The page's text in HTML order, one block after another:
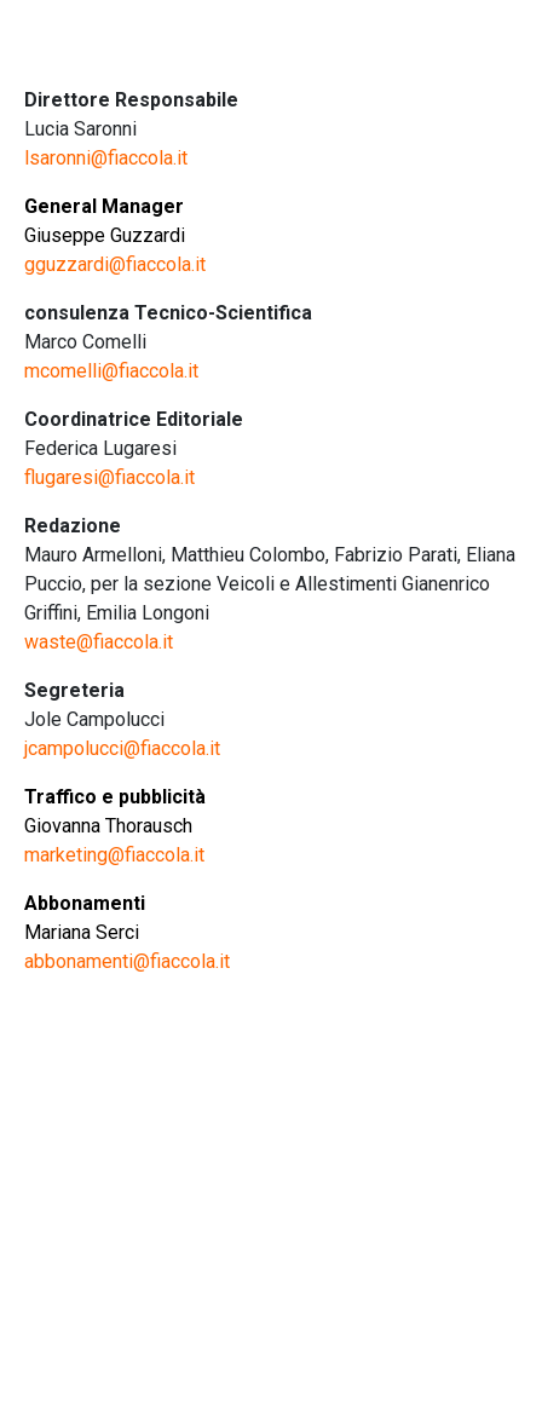
Direttore Responsabile
Lucia Saronni
lsaronni@fiaccola.it
General Manager
Giuseppe Guzzardi
gguzzardi@fiaccola.it
consulenza Tecnico-Scientifica
Marco Comelli
mcomelli@fiaccola.it
Coordinatrice Editoriale
Federica Lugaresi
flugaresi@fiaccola.it
Redazione
Mauro Armelloni, Matthieu Colombo, Fabrizio Parati, Eliana
Puccio, per la sezione Veicoli e Allestimenti Gianenrico
Griffini, Emilia Longoni
waste@fiaccola.it
Segreteria
Jole Campolucci
jcampolucci@fiaccola.it
Traffico e pubblicità
Giovanna Thorausch
marketing@fiaccola.it
Abbonamenti
Mariana Serci
abbonamenti@fiaccola.it